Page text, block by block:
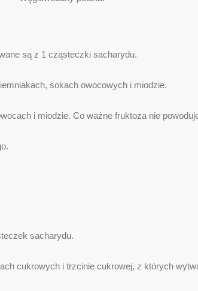
są z 1 cząsteczki sacharydu.
sokach owocowych i miodzie.
i miodzie. Co ważne fruktoza nie
sacharydu.
cukrowych i trzcinie cukrowej, z których